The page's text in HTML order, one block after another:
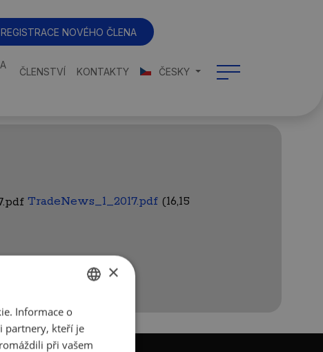
REGISTRACE NOVÉHO ČLENA
ČLENSTVÍ KONTAKTY ČESKY
TradeNews_1_2017.pdf (16,15
ENGLISH
×
Informace o
partnery, kteří je
při vašem